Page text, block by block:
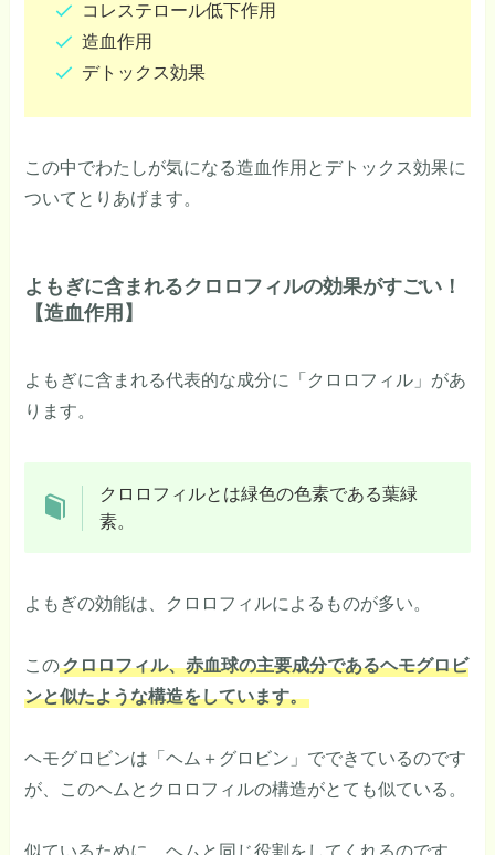
コレステロール低下作用
造血作用
デトックス効果
この中でわたしが気になる造血作用とデトックス効果に
ついてとりあげます。
よもぎに含まれるクロロフィルの効果がすごい！
【造血作用】
よもぎに含まれる代表的な成分に「クロロフィル」があ
ります。
クロロフィルとは緑色の色素である葉緑
素。
よもぎの効能は、クロロフィルによるものが多い。
このクロロフィル、赤血球の主要成分であるヘモグロビ
ンと似たような構造をしています。
ヘモグロビンは「ヘム＋グロビン」でできているのです
が、このヘムとクロロフィルの構造がとても似ている。
似ているために、ヘムと同じ役割をしてくれるのです。